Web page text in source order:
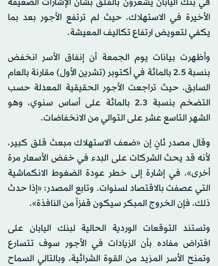
في بنك اليابان يشعرون بالقلق بشأن الإشارات الضعيفة
الأخيرة في الاستهلاك، حيث لم ترتفع الأجور بعد بما
يكفي لتعويض ارتفاع تكاليف المعيشة.
وأظهرت بيانات يوم الجمعة أن إنفاق الأسر انخفض
بنسبة 2.5 بالمائة في أكتوبر (تشرين الأول) مقارنة بالعام
السابق، حيث تراجعت الأجور الحقيقية المعدلة حسب
التضخم بنسبة 2.3 بالمائة على أساس سنوي، وهو
الشهر التاسع عشر على التوالي من الانخفاضات.
وقال مصدر ثانٍ إن «ضعف الاستهلاك مبعث قلق كبير،
لأنه قد يحث الشركات على البدء في خفض الأسعار مرة
أخرى»، في إشارة إلى خطر عودة الضغوط الانكماشية
التي عصفت بالاقتصاد لسنوات. وتابع المصدر: «إذا حدث
ذلك، فإن الخروج المبكر سيكون قفزاً من النافذة».
وتستند التوقعات الوردية الحالية لبنك اليابان على
افتراض مفاده بأن الزيادات في الأجور سوف تتسارع
وتمنح الأسر المزيد من القوة الشرائية، وبالتالي السماح